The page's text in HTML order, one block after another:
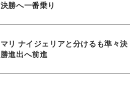
決勝へ一番乗り
マリ ナイジェリアと分けるも準々決
勝進出へ前進